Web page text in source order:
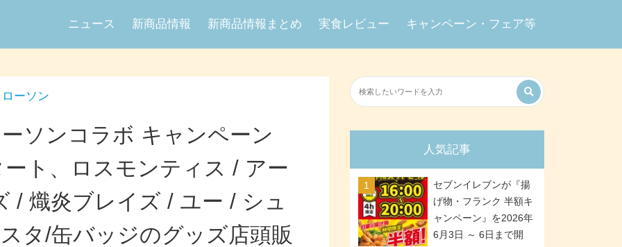
ニュース 新商品情報 新商品情報まとめ 実食レビュー キャンペーン・フェア等
ローソン
ソンコラボ キャンペーン
ト、ロスモンティス / アー
/ 熾炎ブレイズ / ユー / シュ
タ/缶バッジのグッズ店頭販
人気記事
セブンイレブンが『揚
げ物・フランク 半額キ
ャンペーン』を2026年
6月3日 ～ 6日まで開